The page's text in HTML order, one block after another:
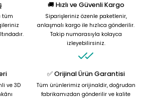
veya görüntülenemiyor.
bilgiler bulunuyor.
bulunuyor.
daha pahalı.
tüm
🚚 Hızlı ve Güvenli Kargo
Siparişleriniz özenle paketlenir,
anlaşmalı kargo ile hızlıca gönderilir.
Takip numarasıyla kolayca
izleyebilirsiniz.
ve 3D
✅ Orijinal Ürün Garantisi
Tüm ürünlerimiz orijinaldir, doğrudan
fabrikamızdan gönderilir ve kalite